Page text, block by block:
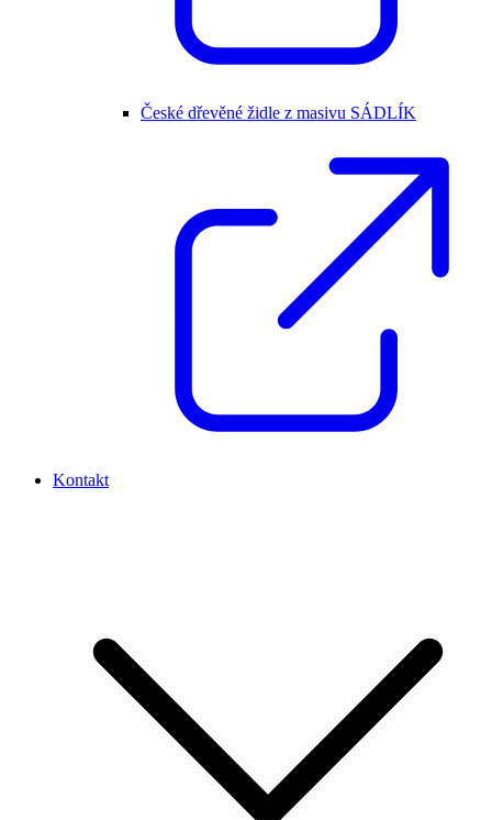
České dřevěné židle z masivu SÁDLÍK
Kontakt